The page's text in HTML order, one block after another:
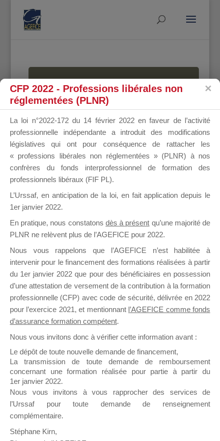
MALLETTE
DU
DIRIGEANT
Groupe Public
il y a un mois
Ce groupe est destiné aux Organismes de
Formation qui souhaitent répondre à l’Appel à
Propositions Mallette du Dirigeant.
sur lequel il est possible de laisser un message
ou poser une question.
NB : Il est nécessaire d’être
pouvoir rejoindre ce groupe
CFP 2022 - Professions libérales non
réglementées (PLNR)
La loi n°2022-172 du 14 février 2022 en faveur de l’activité
professionnelle indépendante a introduit des modifications
législatives qui ont pour conséquence de rattacher les
« professions libérales non réglementées » (PLNR) à nos
confrères du fonds interprofessionnel de formation des
professionnels libéraux (FIF PL).
L’Urssaf, en anticipation de la loi, en fait application depuis le
1er janvier 2022.
En pratique, nous constatons dès à présent qu’une majorité de
PLNR ne relèvent plus de l’AGEFICE pour 2022.
Nous vous rappelons que l’AGEFICE n’est habilitée à
intervenir pour le financement des formations réalisées à partir
du 1er janvier 2022 que pour des bénéficiaires en possession
d’une attestation de versement de la contribution à la formation
professionnelle (CFP) avec code de sécurité, délivrée en 2022
pour l’exercice 2021, et mentionnant l’AGEFICE comme fonds
d’assurance formation compétent.
Nous vous invitons donc à vérifier cette information avant :
Le dépôt de toute nouvelle demande de financement,
La transmission de toute demande de remboursement
concernant une formation réalisée pour partie à partir du
1er janvier 2022.
Nous vous invitons à vous rapprocher des services de
l’Urssaf pour toute demande de renseignement
complémentaire.
Stéphane Kirn,